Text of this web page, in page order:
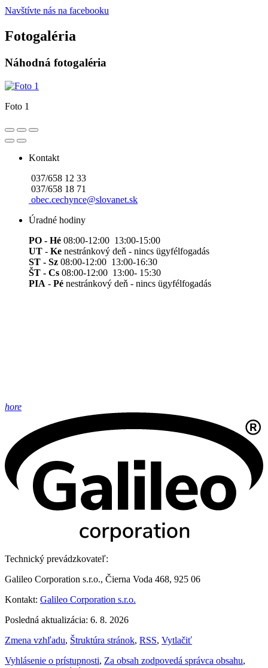
Navštívte nás na facebooku
Fotogaléria
Náhodná fotogaléria
Foto 1
Kontakt
037/658 12 33
037/658 18 71
obec.cechynce@slovanet.sk
Úradné hodiny
PO - Hé 08:00-12:00 13:00-15:00
UT - Ke nestránkový deň - nincs ügyfélfogadás
ST - Sz 08:00-12:00 13:00-16:30
ŠT - Cs 08:00-12:00 13:00- 15:30
PIA - Pé nestránkový deň - nincs ügyfélfogadás
hore
Technický prevádzkovateľ:
Galileo Corporation s.r.o., Čierna Voda 468, 925 06
Kontakt: Galileo Corporation s.r.o.
Posledná aktualizácia: 6. 8. 2026
Zmena vzhľadu, Štruktúra stránok, RSS, Vytlačiť
Vyhlásenie o prístupnosti, Za obsah zodpovedá správca obsahu,